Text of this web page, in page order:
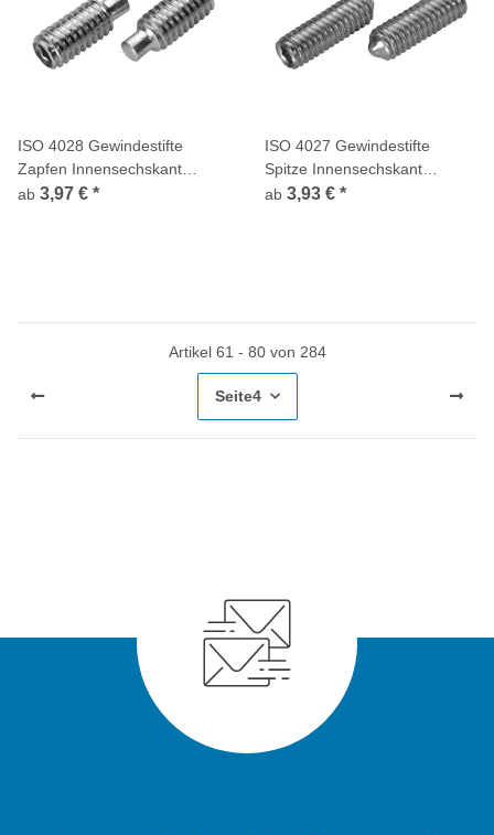
ISO 4028 Gewindestifte
Zapfen Innensechskant
Edelstahl A4
ab 3,97 € *
ISO 4027 Gewindestifte
Spitze Innensechskant
Edelstahl A4
ab 3,93 € *
Artikel 61 - 80 von 284
Seite4